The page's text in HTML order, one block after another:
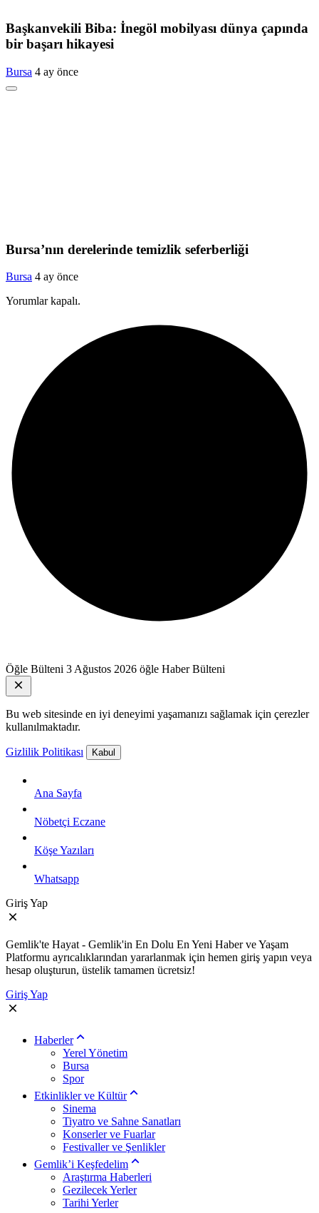
Başkanvekili Biba: İnegöl mobilyası dünya çapında
bir başarı hikayesi
Bursa 4 ay önce
Bursa’nın derelerinde temizlik seferberliği
Bursa 4 ay önce
Yorumlar kapalı.
Öğle Bülteni 3 Ağustos 2026 öğle Haber Bülteni
Bu web sitesinde en iyi deneyimi yaşamanızı sağlamak için çerezler
kullanılmaktadır.
Gizlilik Politikası Kabul
Ana Sayfa
Nöbetçi Eczane
Köşe Yazıları
Whatsapp
Giriş Yap
Gemlik'te Hayat - Gemlik'in En Dolu En Yeni Haber ve Yaşam
Platformu ayrıcalıklarından yararlanmak için hemen giriş yapın veya
hesap oluşturun, üstelik tamamen ücretsiz!
Giriş Yap
Haberler
Yerel Yönetim
Bursa
Spor
Etkinlikler ve Kültür
Sinema
Tiyatro ve Sahne Sanatları
Konserler ve Fuarlar
Festivaller ve Şenlikler
Gemlik’i Keşfedelim
Araştırma Haberleri
Gezilecek Yerler
Tarihi Yerler